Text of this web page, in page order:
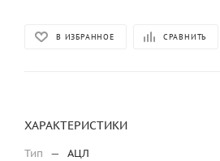
В ИЗБРАННОЕ СРАВНИТЬ
ХАРАКТЕРИСТИКИ
Тип —
АЦЛ